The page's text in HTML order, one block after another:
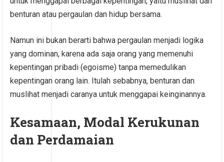
benturan atau pergaulan dan hidup bersama.
Namun ini bukan berarti bahwa pergaulan menjadi logika
yang dominan, karena ada saja orang yang memenuhi
kepentingan pribadi (egoisme) tanpa memedulikan
kepentingan orang lain. Itulah sebabnya, benturan dan
muslihat menjadi caranya untuk menggapai keinginannya.
Kesamaan, Modal Kerukunan
dan Perdamaian